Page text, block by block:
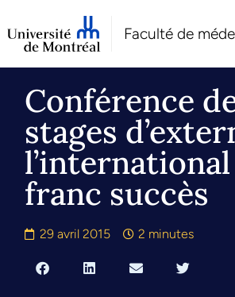
Faculté de
Conférence
stages
franc succès
29 avril 2015 2 minutes